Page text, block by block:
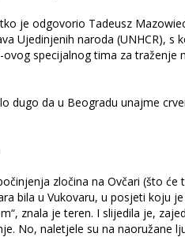
je odgovorio Tadeusz
Ujedinjenih naroda (UNHCR), s
specijalnog tima za traženje
dugo da u Beogradu unajme
zločina na Ovčari (što će
bila u Vukovaru, u posjeti koju
znala je teren. I slijedila je,
No, naletjele su na naoružane